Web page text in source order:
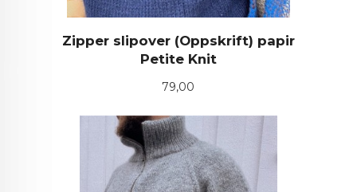
Zipper slipover (Oppskrift) papir
Petite Knit
Pris
79,00